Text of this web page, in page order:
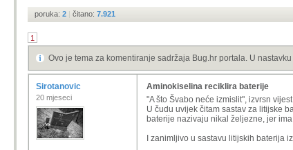
poruka: 2 | čitano: 7.921
1
Ovo je tema za komentiranje sadržaja Bug.hr portala. U
Sirotanovic
20 mjeseci
Aminokiselina reciklira baterije
"A što Švabo neće izmislit", izvrsn
U čudu uvijek čitam sastav za litijske
baterije nazivaju nikal željezne, jer
I zanimljivo u sastavu litijskih baterija